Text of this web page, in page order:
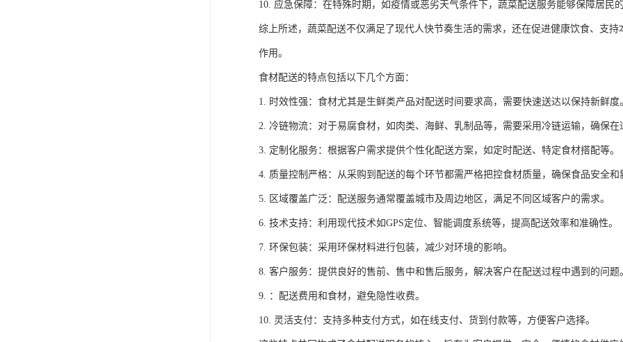
10. 应急保障：在特殊时期，如疫情或恶劣天气条件下，蔬菜配送服务能够保障居民
综上所述，蔬菜配送不仅满足了现代人快节奏生活的需求，还在促进健康饮食、支
作用。
食材配送的特点包括以下几个方面：
1. 时效性强：食材尤其是生鲜类产品对配送时间要求高，需要快速送达以保持新鲜度
2. 冷链物流：对于易腐食材，如肉类、海鲜、乳制品等，需要采用冷链运输，确保
3. 定制化服务：根据客户需求提供个性化配送方案，如定时配送、特定食材搭配等。
4. 质量控制严格：从采购到配送的每个环节都需严格把控食材质量，确保食品安全和
5. 区域覆盖广泛：配送服务通常覆盖城市及周边地区，满足不同区域客户的需求。
6. 技术支持：利用现代技术如GPS定位、智能调度系统等，提高配送效率和准确性。
7. 环保包装：采用环保材料进行包装，减少对环境的影响。
8. 客户服务：提供良好的售前、售中和售后服务，解决客户在配送过程中遇到的问题
9. ：配送费用和食材，避免隐性收费。
10. 灵活支付：支持多种支付方式，如在线支付、货到付款等，方便客户选择。